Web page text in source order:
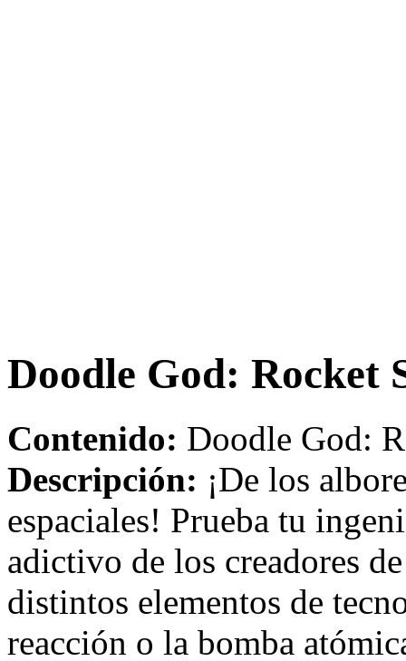
Doodle God: Rocket
Contenido: Doodle God:
Descripción: ¡De los
espaciales! Prueba tu
adictivo de los creadores
distintos elementos de
reacción o la bomba